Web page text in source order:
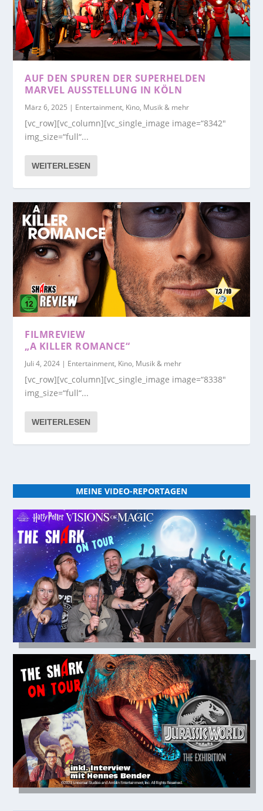
AUF DEN SPUREN DER SUPERHELDEN
MARVEL AUSSTELLUNG IN KÖLN
März 6, 2025 | Entertainment, Kino, Musik & mehr
[vc_row][vc_column][vc_single_image image=“8342″
img_size=“full“...
WEITERLESEN
FILMREVIEW
„A KILLER ROMANCE“
Juli 4, 2024 | Entertainment, Kino, Musik & mehr
[vc_row][vc_column][vc_single_image image=“8338″
img_size=“full“...
WEITERLESEN
MEINE VIDEO-REPORTAGEN